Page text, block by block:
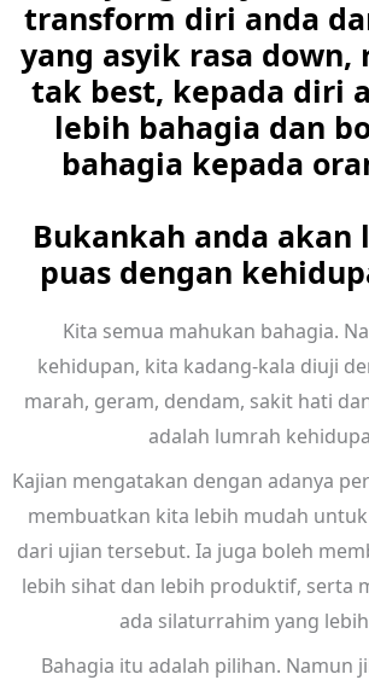
transform diri anda
yang asyik rasa down,
tak best, kepada diri
lebih bahagia dan
bahagia kepada
Bukankah anda akan
puas dengan
Kita semua mahukan bahagia.
kehidupan, kita kadang-kala diuji
marah, geram, dendam, sakit hati
adalah lumrah
Kajian mengatakan dengan adanya
membuatkan kita lebih mudah
dari ujian tersebut. Ia juga boleh
lebih sihat dan lebih produktif, serta
ada silaturrahim yang
Bahagia itu adalah pilihan. Namun